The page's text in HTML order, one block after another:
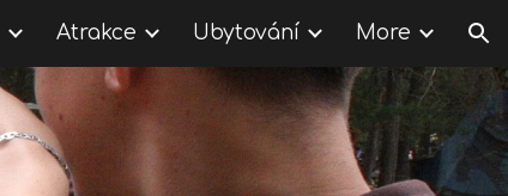
Atrakce Ubytování More